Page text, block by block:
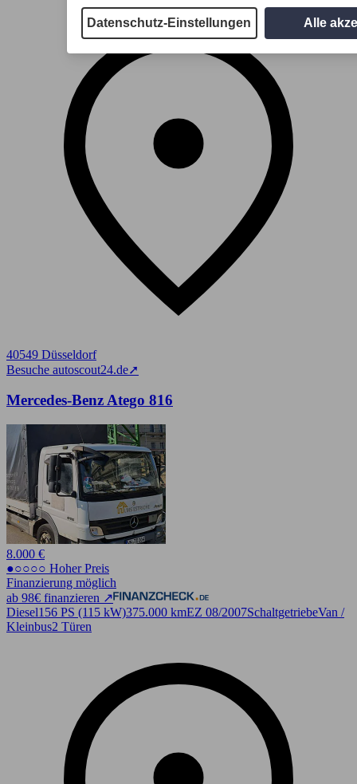
Datenschutz-Einstellungen Alle
40549 Düsseldorf
Besuche autoscout24.de➚
Mercedes-Benz Atego 816
8.000 €
●○○○○ Hoher Preis
Finanzierung möglich
ab 98€ finanzieren ↗
Diesel156 PS (115 kW)375.000 kmEZ 08/2007SchaltgetriebeVan /
Kleinbus2 Türen